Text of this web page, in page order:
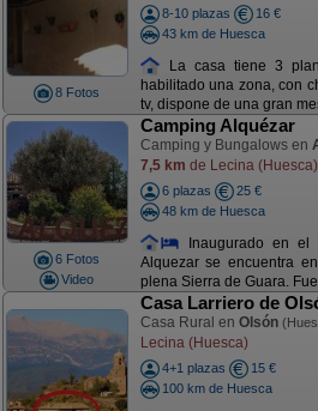
8 Fotos
8-10 plazas
16 €
43 km de Huesca
La casa tiene 3
habilitado una zona, con
tv, dispone de una gran
6 Fotos
Video
Camping Alquézar
Camping y Bungalows en
7,5 km de Lecina (Huesca)
6 plazas
25 €
48 km de Huesca
Inaugurado en el
Alquezar se encuentra
plena Sierra de Guara.
Casa Larriero de
Casa Rural en Olsón
Lecina (Huesca)
4+1 plazas
15 €
100 km de Huesca